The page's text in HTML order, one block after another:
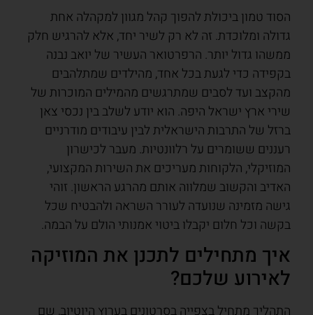
הסוד טמון ביכולת להפוך קהל מגוון למקהלה אחת
גדולה ומלוכדת. זה לא רק לשיר יחד, אלא להרגיש חלק
ממשהו גדול יותר. הרפרטואר העשיר של יואב נבנה
בקפידה כדי לגעת בכל אחד, מהילדים שמתלהבים
מהקצב ועד לסבים שמתרגשים מהמילים המוכרות של
שירי ארץ ישראל היפה. הוא יודע לשלב בין נכסי צאן
ברזל של התרבות הישראלית לבין עיבודים מודרניים
רעננים ששומרים על רלוונטיות. מעבר לכישרון
המוזיקלי, הלקוחות מעריכים את השירות המקצועי,
האדיב והקשוב שמלווה אותם מהרגע הראשון. זוהי
גישה מזמינה שנועדה לעורר השראה ולהבטיח שכל
בקשה וכל חלום יקבלו ביטוי אמנותי הולם על הבמה.
איך מתחילים לתכנן את המוזיקה
לאירוע שלכם?